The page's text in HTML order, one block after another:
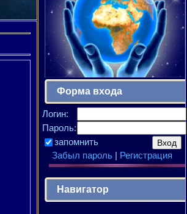
Форма входа
Логин:
Пароль:
запомнить
Забыл пароль| Регистрация
Навигатор